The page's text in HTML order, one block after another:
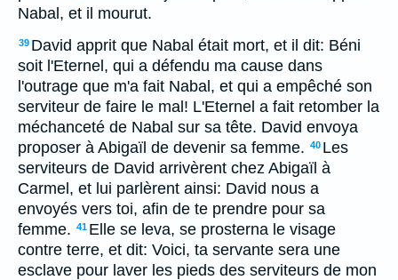
Nabal, et il mourut.
39 David apprit que Nabal était mort, et il dit: Béni
soit l'Eternel, qui a défendu ma cause dans
l'outrage que m'a fait Nabal, et qui a empêché son
serviteur de faire le mal! L'Eternel a fait retomber la
méchanceté de Nabal sur sa tête. David envoya
proposer à Abigaïl de devenir sa femme. 40 Les
serviteurs de David arrivèrent chez Abigaïl à
Carmel, et lui parlèrent ainsi: David nous a
envoyés vers toi, afin de te prendre pour sa
femme. 41 Elle se leva, se prosterna le visage
contre terre, et dit: Voici, ta servante sera une
esclave pour laver les pieds des serviteurs de mon